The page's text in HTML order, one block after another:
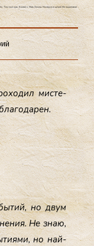
Темный путь. Белтайн. Мать Земля. Мистерии в школе Меньшиковой.
мис­те­
но двум
Не знаю,
но най­